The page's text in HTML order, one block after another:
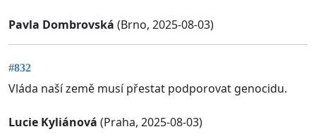
Pavla Dombrovská (Brno, 2025-08-03)
#832
Vláda naší země musí přestat podporovat genocidu.
Lucie Kyliánová (Praha, 2025-08-03)